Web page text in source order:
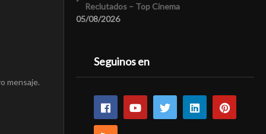
mensaje.
Reclutados – Top Cinema
05/08/2026
Seguinos en